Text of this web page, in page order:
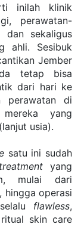
inilah klinik
perawatan-
dan sekaligus
ahli. Sesibuk
Jember
tetap bisa
dari hari ke
perawatan di
yang
usia).
satu ini sudah
treatment yang
mulai dari
, hingga operasi
flawless,
skin care